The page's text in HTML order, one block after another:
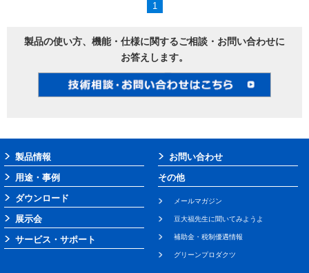
1
製品の使い方、機能・仕様に関するご相談・お問い合わせに
お答えします。
製品情報
用途・事例
ダウンロード
展示会
サービス・サポート
お問い合わせ
その他
メールマガジン
豆大福先生に聞いてみようよ
補助金・税制優遇情報
グリーンプロダクツ